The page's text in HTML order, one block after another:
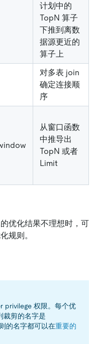
计划中的
TopN 算子
下推到离数
据源更近的
算子上
对多表 join
确定连接顺
序
从窗口函数
中推导出
TopN 或者
Limit
优化结果不理想时，可
规则。
privilege 权限。每个优
裁剪的名字是
的名字都可以在重要的